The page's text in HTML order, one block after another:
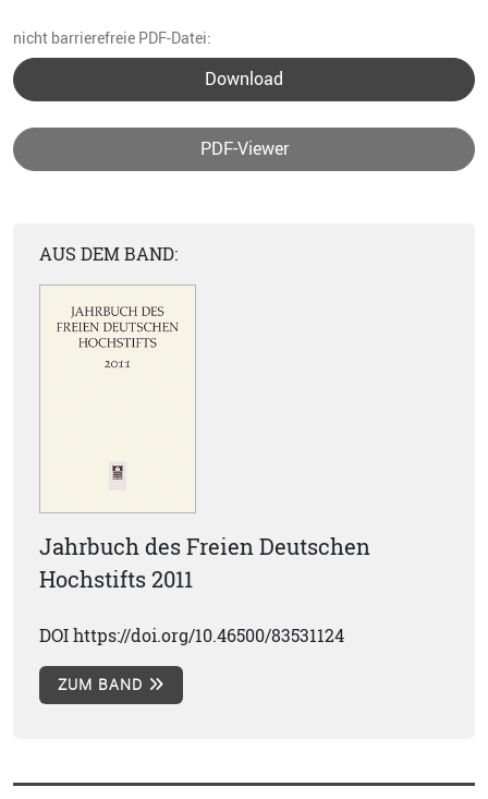
nicht barrierefreie PDF-Datei:
Download
PDF-Viewer
AUS DEM BAND:
Jahrbuch des Freien Deutschen
Hochstifts 2011
DOI https://doi.org/10.46500/83531124
ZUM BAND